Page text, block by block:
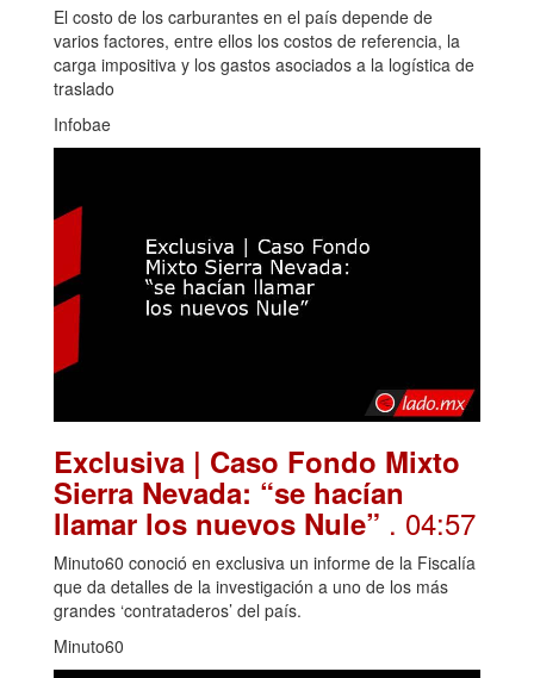
El costo de los carburantes en el país depende de
varios factores, entre ellos los costos de referencia, la
carga impositiva y los gastos asociados a la logística de
traslado
Infobae
Exclusiva | Caso Fondo Mixto
Sierra Nevada: “se hacían
llamar los nuevos Nule” . 04:57
Minuto60 conoció en exclusiva un informe de la Fiscalía
que da detalles de la investigación a uno de los más
grandes ‘contrataderos’ del país.
Minuto60